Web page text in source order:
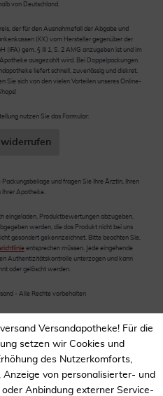
von Deutschland.
der für den Ausnahmefall der Abgabe und
(KK) vom Hersteller gegenüber der
(IFA) gem. § III 1, S. 2 AMG anzugeben ist und im
ausgezahlt wird. Bei Doppelpackungen
liefert schnell, zuverlässig und diskret.
Sie sich von den vielen Vorteilen unseres Online-
nutzen Sie das Formular:
und fragen Sie Ihre Ärztin, Ihren
Ihrer Apotheke.
eingeladen, Produktbewertungen abzugeben.
werden, die das Produkt nicht bei uns
gesondert gekennzeichnet. Bitte beachten Sie,
entsprechen müssen. Jede eingehende
Authentizitätskontrolle unterzogen und kann
oder gelöscht werden.
- Alle Rechte vorbehalten
Versandapotheke! Für die
setzen wir Cookies und
des Nutzerkomforts,
von personalisierter- und
Anbindung externer Service-